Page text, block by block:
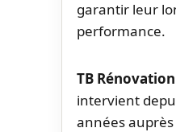
garantir leur
performance.
TB
intervient
années